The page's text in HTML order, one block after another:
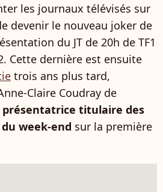
les journaux télévisés sur
devenir le nouveau joker de
du JT de 20h de TF1
Cette dernière est ensuite
trois ans plus tard,
Claire Coudray de
présentatrice titulaire des
week-end sur la première